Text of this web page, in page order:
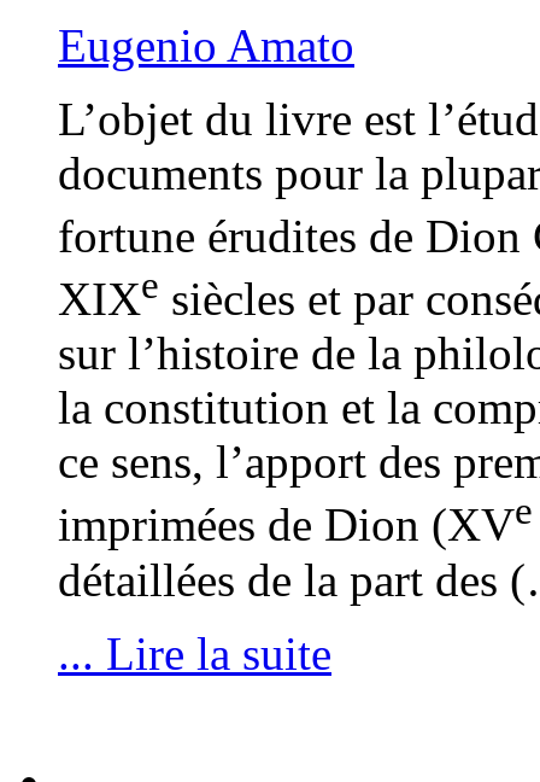
Eugenio Amato
L’objet du livre est
documents pour la
fortune érudites de
XIXe siècles et par
sur l’histoire de la
la constitution et la
ce sens, l’apport des
imprimées de Dion (XVe
détaillées de la part des
... Lire la suite